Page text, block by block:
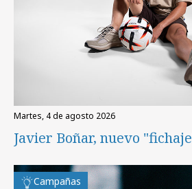
martes, 4 de agosto 2026
Javier Boñar, nuevo
Campañas